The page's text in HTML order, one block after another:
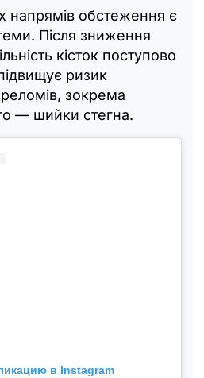
напрямів обстеження є
Після зниження
кісток поступово
ризик
зокрема
— шийки стегна.
в Instagram